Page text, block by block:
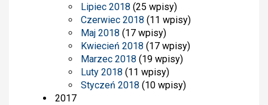
Lipiec 2018 (25 wpisy)
Czerwiec 2018 (11 wpisy)
Maj 2018 (17 wpisy)
Kwiecień 2018 (17 wpisy)
Marzec 2018 (19 wpisy)
Luty 2018 (11 wpisy)
Styczeń 2018 (10 wpisy)
2017